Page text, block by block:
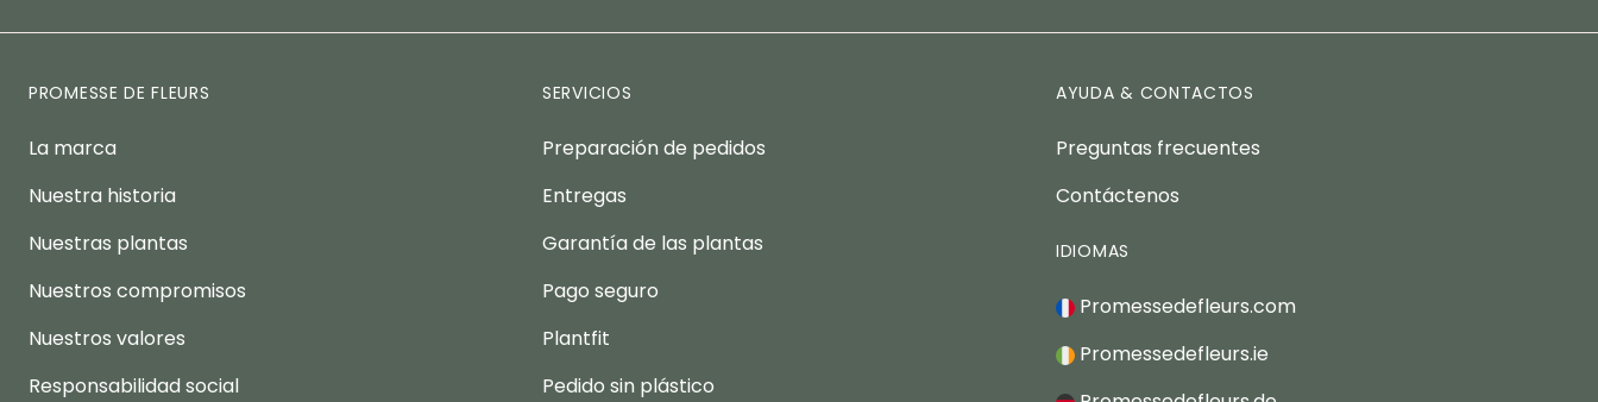
PROMESSE DE FLEURS
La marca
Nuestra historia
Nuestras plantas
Nuestros compromisos
Nuestros valores
Responsabilidad social
SERVICIOS
Preparación de pedidos
Entregas
Garantía de las plantas
Pago seguro
Plantfit
Pedido sin plástico
AYUDA & CONTACTOS
Preguntas frecuentes
Contáctenos
IDIOMAS
Promessedefleurs.com
Promessedefleurs.ie